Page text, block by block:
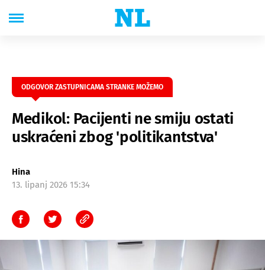
ODGOVOR ZASTUPNICAMA STRANKE MOŽEMO
Medikol: Pacijenti ne smiju ostati
uskraćeni zbog 'politikantstva'
Hina
13. lipanj 2026 15:34